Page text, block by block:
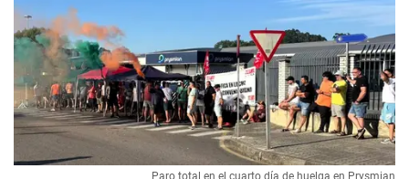
Paro total en el cuarto día de huelga en Prysmian